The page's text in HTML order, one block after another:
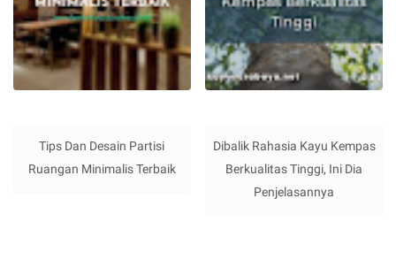
Tips Dan Desain Partisi
Ruangan Minimalis Terbaik
Dibalik Rahasia Kayu Kempas
Berkualitas Tinggi, Ini Dia
Penjelasannya